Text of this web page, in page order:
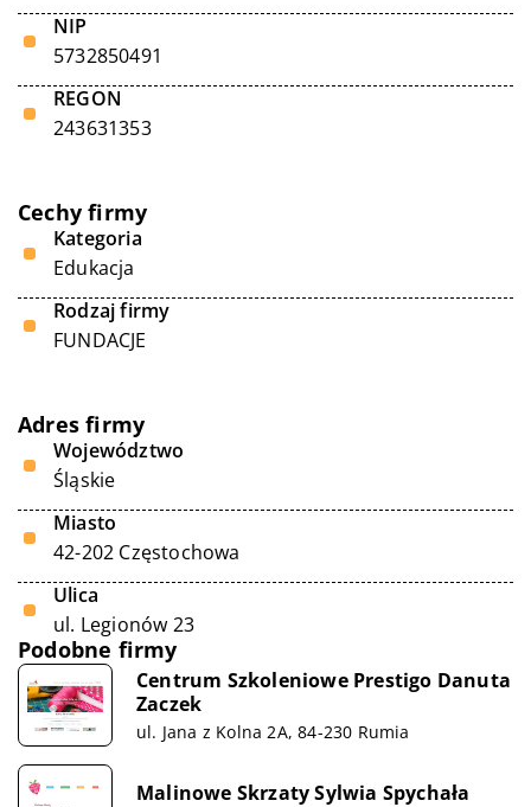
NIP
5732850491
REGON
243631353
Cechy firmy
Kategoria
Edukacja
Rodzaj firmy
FUNDACJE
Adres firmy
Województwo
Śląskie
Miasto
42-202 Częstochowa
Ulica
ul. Legionów 23
Podobne firmy
Centrum Szkoleniowe Prestigo Danuta
Zaczek
ul. Jana z Kolna 2A, 84-230 Rumia
Malinowe Skrzaty Sylwia Spychała